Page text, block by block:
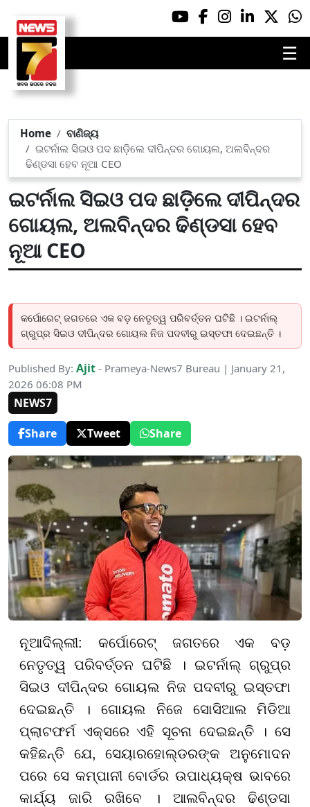
☰
Home
ବାଣିଜ୍ୟ
ଇଟର୍ନାଲ ସିଇଓ ପଦ ଛାଡ଼ିଲେ ଦୀପିନ୍ଦର ଗୋୟଲ, ଅଲବିନ୍ଦର
ଢିଣ୍ଡସା ହେବ ନୂଆ CEO
ଇଟର୍ନାଲ ସିଇଓ ପଦ ଛାଡ଼ିଲେ ଦୀପିନ୍ଦର
ଗୋୟଲ, ଅଲବିନ୍ଦର ଢିଣ୍ଡସା ହେବ
ନୂଆ CEO
କର୍ପୋରେଟ୍ ଜଗତରେ ଏକ ବଡ଼ ନେତୃତ୍ୱ ପରିବର୍ତ୍ତନ ଘଟିଛି । ଇଟର୍ନାଲ୍
ଗ୍ରୁପ୍ର ସିଇଓ ଦୀପିନ୍ଦର ଗୋୟଲ ନିଜ ପଦବୀରୁ ଇସ୍ତଫା ଦେଇଛନ୍ତି ।
Published By: Ajit - Prameya-News7 Bureau | January 21,
2026 06:08 PM
NEWS7
Share
Tweet Share
ନୂଆଦିଲ୍ଲୀ: କର୍ପୋରେଟ୍ ଜଗତରେ ଏକ ବଡ଼
ନେତୃତ୍ୱ ପରିବର୍ତ୍ତନ ଘଟିଛି । ଇଟର୍ନାଲ୍ ଗ୍ରୁପ୍ର
ସିଇଓ ଦୀପିନ୍ଦର ଗୋୟଲ ନିଜ ପଦବୀରୁ ଇସ୍ତଫା
ଦେଇଛନ୍ତି । ଗୋୟଲ ନିଜେ ସୋସିଆଲ ମିଡିଆ
ପ୍ଲାଟଫର୍ମ ଏକ୍ସରେ ଏହି ସୂଚନା ଦେଇଛନ୍ତି । ସେ
କହିଛନ୍ତି ଯେ, ସେୟାରହୋଲ୍ଡରଙ୍କ ଅନୁମୋଦନ
ପରେ ସେ କମ୍ପାନୀ ବୋର୍ଡର ଉପାଧ୍ୟକ୍ଷ ଭାବରେ
କାର୍ଯ୍ୟ ଜାରି ରଖିବେ । ଆଲବିନ୍ଦର ଢିଣ୍ଡସା